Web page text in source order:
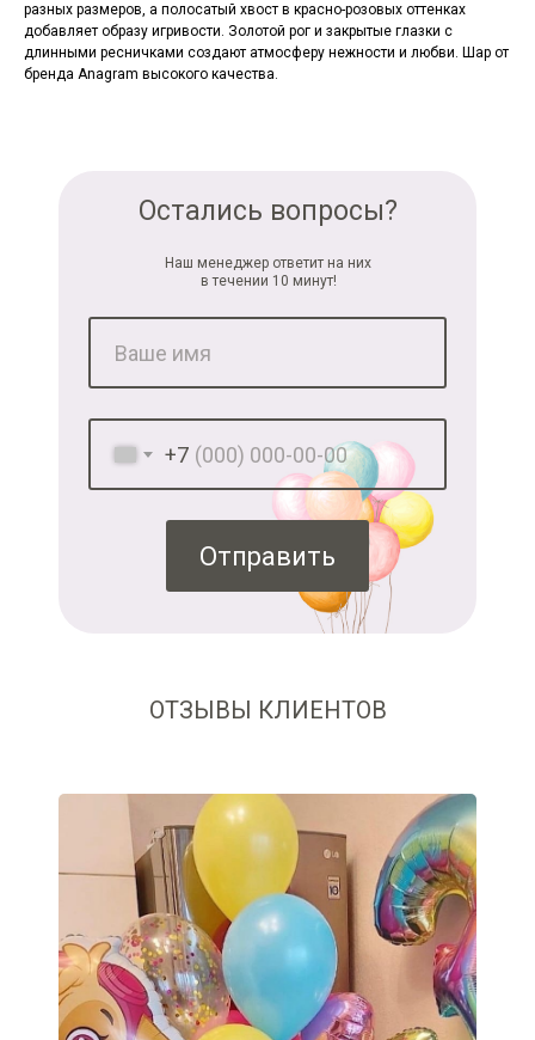
разных размеров, а полосатый хвост в красно-розовых оттенках
добавляет образу игривости. Золотой рог и закрытые глазки с
длинными ресничками создают атмосферу нежности и любви. Шар от
бренда Anagram высокого качества.
+7
Отправить
Остались вопросы?
Наш менеджер ответит на них
в течении 10 минут!
ОТЗЫВЫ КЛИЕНТОВ